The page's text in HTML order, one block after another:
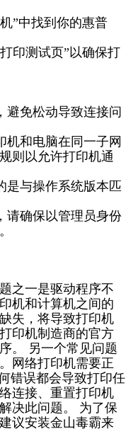
”中找到你的惠普
印测试页”以确保打
避免松动导致连接问
机和电脑在同一子网
则以允许打印机通
是与操作系统版本匹
请确保以管理员身份
之一是驱动程序不
机和计算机之间的
失，将导致打印机
印机制造商的官方
。 另一个常见问题
网络打印机需要正
错误都会导致打印任
连接、重置打印机
决此问题。 为了保
议安装金山毒霸来